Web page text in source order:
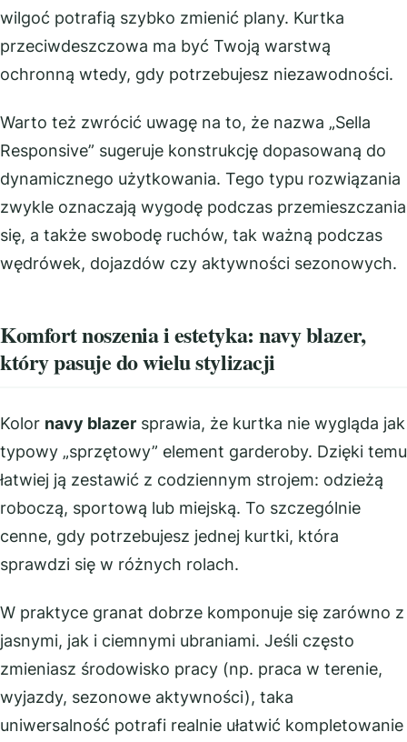
wilgoć potrafią szybko zmienić plany. Kurtka
przeciwdeszczowa ma być Twoją warstwą
ochronną wtedy, gdy potrzebujesz niezawodności.
Warto też zwrócić uwagę na to, że nazwa „Sella
Responsive” sugeruje konstrukcję dopasowaną do
dynamicznego użytkowania. Tego typu rozwiązania
zwykle oznaczają wygodę podczas przemieszczania
się, a także swobodę ruchów, tak ważną podczas
wędrówek, dojazdów czy aktywności sezonowych.
Komfort noszenia i estetyka: navy blazer,
który pasuje do wielu stylizacji
Kolor navy blazer sprawia, że kurtka nie wygląda jak
typowy „sprzętowy” element garderoby. Dzięki temu
łatwiej ją zestawić z codziennym strojem: odzieżą
roboczą, sportową lub miejską. To szczególnie
cenne, gdy potrzebujesz jednej kurtki, która
sprawdzi się w różnych rolach.
W praktyce granat dobrze komponuje się zarówno z
jasnymi, jak i ciemnymi ubraniami. Jeśli często
zmieniasz środowisko pracy (np. praca w terenie,
wyjazdy, sezonowe aktywności), taka
uniwersalność potrafi realnie ułatwić kompletowanie